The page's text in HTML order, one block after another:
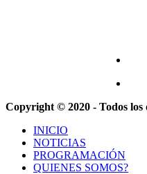
Copyright © 2020 - Todos los
INICIO
NOTICIAS
PROGRAMACIÓN
QUIENES SOMOS?